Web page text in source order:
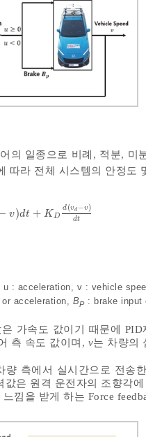
의 일종으로 비례, 적분,
따라 전체 시스템의 안정도
v)dt + K D
d (vd −v)
dt
: acceleration, v : vehicle
acceleration, BP: brake input
가속도 값이기 때문에
측 속도 값이며, v는 차량의
량 측에서 실시간으로 전송
값은 원격 운전자의 조향각
낌을 받게 하는 Force